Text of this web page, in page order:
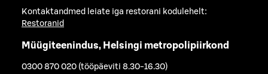
Kontaktandmed leiate iga restorani kodulehelt:
Restoranid
Müügiteenindus, Helsingi metropolipiirkond
0300 870 020 (tööpäeviti 8.30-16.30)